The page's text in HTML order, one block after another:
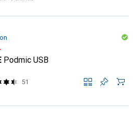
Podmic USB
51